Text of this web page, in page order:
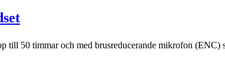
till 50 timmar och med brusreducerande mikrofon